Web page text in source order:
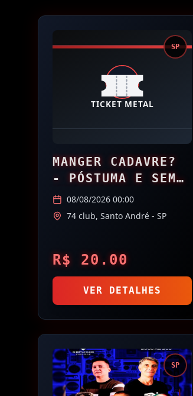
SP
MANGER CADAVRE?
- PÓSTUMA E SEM
CULTURA NO
74CLUB
08/08/2026 00:00
74 club, Santo André - SP
R$ 20.00
VER DETALHES
SP